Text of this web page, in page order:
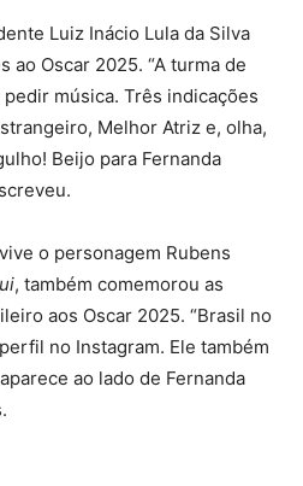
Luiz Inácio Lula da Silva
ao Oscar 2025. “A turma de
música. Três indicações
Melhor Atriz e, olha,
Beijo para Fernanda
o personagem Rubens
, também comemorou as
aos Oscar 2025. “Brasil no
no Instagram. Ele também
ao lado de Fernanda